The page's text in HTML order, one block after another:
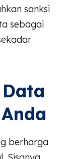
sanksi
sebagai
berharga